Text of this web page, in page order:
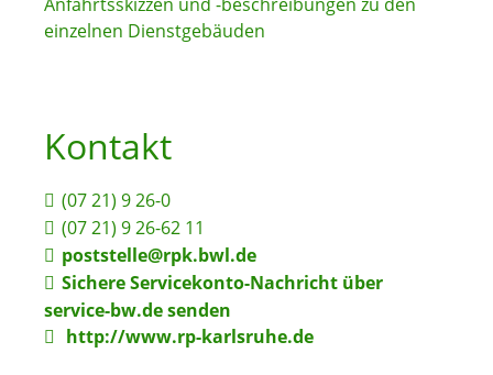
einzelnen Dienstgebäuden
Kontakt
(07 21) 9 26-0
(07 21) 9 26-62 11
poststelle@rpk.bwl.de
Sichere Servicekonto-Nachricht über
service-bw.de senden
http://www.rp-karlsruhe.de